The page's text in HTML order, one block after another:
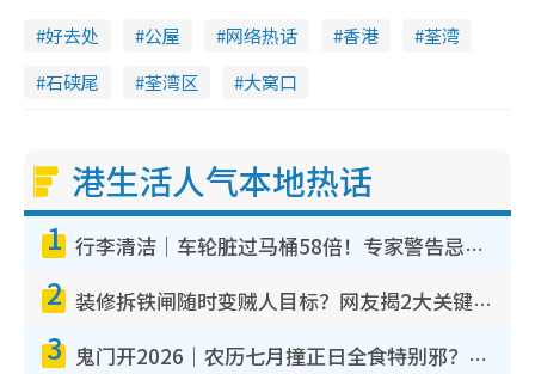
好去处 公屋 网络热话 香港
荃湾
石硖尾
荃湾区 大窝口
港生活人气本地热话
1 行李清洁｜车轮脏过马桶58倍！专家警告忌用酒精擦 教1招免脏手除菌
2 装修拆铁闸随时变贼人目标？网友揭2大关键用途：装新款等于白装？附新旧铁闸分别
3 鬼门开2026｜农历七月撞正日全食特别邪？专家警告切忌做一事！揭4大禁忌+2招保平安